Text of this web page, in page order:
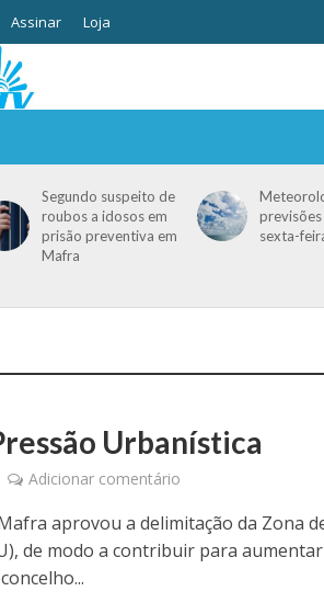
Assinar Loja
Segundo suspeito de
roubos a idosos em
prisão preventiva em
Mafra
sexta-
Urbanística
Adicionar comentário
aprovou a delimitação da Zona
de modo a contribuir para